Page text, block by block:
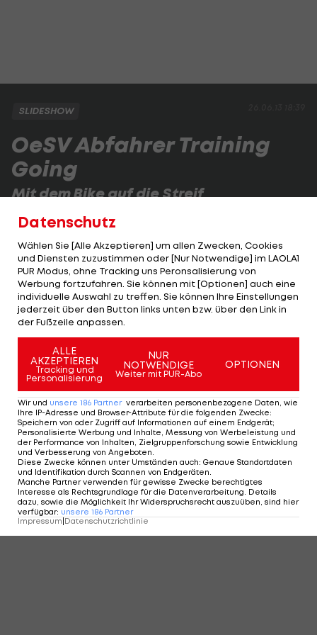
SLIDESHOW
OeSV Abfahrer Training
Going
Mit dem Bike auf die Streif
Im Winter mit 130 km/h hinunter, im Sommer mit
1 VON 25
KOMMENTARE
Datenschutz
Wählen Sie [Alle Akzeptieren] um allen Zwecken, Cookies
und Diensten zuzustimmen oder [Nur Notwendige] im LAOLA1
PUR Modus, ohne Tracking uns Peronsalisierung von
Werbung fortzufahren. Sie können mit [Optionen] auch eine
individuelle Auswahl zu treffen. Sie können Ihre Einstellungen
jederzeit über den Button links unten bzw. über den Link in
der Fußzeile anpassen.
ALLE
AKZEPTIEREN
Tracking und
Personalisierung
NUR
NOTWENDIGE
Weiter mit PUR-Abo
OPTIONEN
Wir und unsere 186 Partner verarbeiten personenbezogene Daten, wie
Ihre IP-Adresse und Browser-Attribute für die folgenden Zwecke:
Speichern von oder Zugriff auf Informationen auf einem Endgerät;
Personalisierte Werbung und Inhalte, Messung von Werbeleistung und
der Performance von Inhalten, Zielgruppenforschung sowie Entwicklung
und Verbesserung von Angeboten.
Diese Zwecke können unter Umständen auch: Genaue Standortdaten
und Identifikation durch Scannen von Endgeräten.
Manche Partner verwenden für gewisse Zwecke berechtigtes
Interesse als Rechtsgrundlage für die Datenverarbeitung. Details
dazu, sowie die Möglichkeit Ihr Widerspruchsrecht auszuüben, sind hier
verfügbar: unsere 186 Partner
Impressum Datenschutzrichtlinie